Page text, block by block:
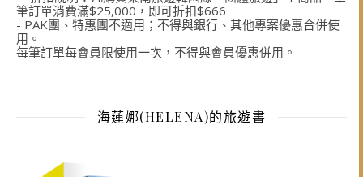
筆訂單消費滿$25,000，即可折扣$666
- PAK團、特惠團不適用；不得與銀行、其他專案優惠合併使
用。
每筆訂單每會員限使用一次，不得與會員優惠併用。
海蓮娜(HELENA)的旅遊書